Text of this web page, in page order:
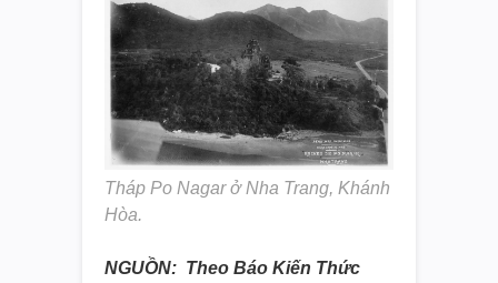
Tháp Po Nagar ở Nha Trang, Khánh
Hòa.
NGUỒN: Theo Báo Kiến Thức